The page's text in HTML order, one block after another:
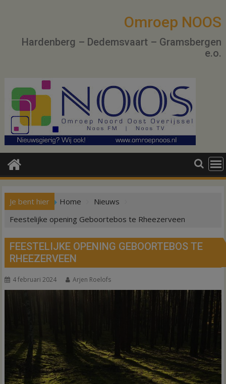
Omroep NOOS
Hardenberg – Dedemsvaart – Gramsbergen
e.o.
Je bent hier Home
Nieuws
Feestelijke opening Geboortebos te Rheezerveen
FEESTELIJKE OPENING GEBOORTEBOS TE
RHEEZERVEEN
4 februari 2024 Arjen Roelofs